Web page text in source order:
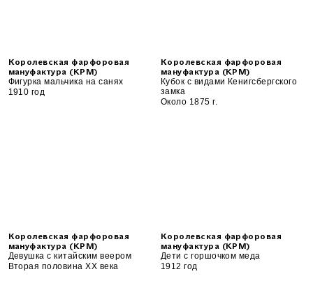
Королевская фарфоровая
мануфактура (KPM)
Фигурка мальчика на санях
1910 год
Королевская фарфоровая
мануфактура (KPM)
Кубок с видами Кенигсбергского
замка
Около 1875 г.
Королевская фарфоровая
мануфактура (KPM)
Девушка с китайским веером
Вторая половина XX века
Королевская фарфоровая
мануфактура (KPM)
Дети с горшочком меда
1912 год